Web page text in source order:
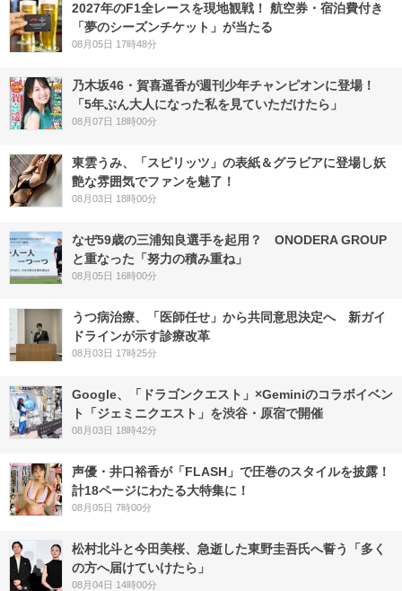
2027年のF1全レースを現地観戦！ 航空券・宿泊費付き
「夢のシーズンチケット」が当たる
08月05日 17時48分
乃木坂46・賀喜遥香が週刊少年チャンピオンに登場！
「5年ぶん大人になった私を見ていただけたら」
08月07日 18時00分
東雲うみ、「スピリッツ」の表紙＆グラビアに登場し妖
艶な雰囲気でファンを魅了！
08月03日 18時00分
なぜ59歳の三浦知良選手を起用？ ONODERA GROUP
と重なった「努力の積み重ね」
08月05日 16時00分
うつ病治療、「医師任せ」から共同意思決定へ 新ガイ
ドラインが示す診療改革
08月03日 17時25分
Google、「ドラゴンクエスト」×Geminiのコラボイベン
ト「ジェミニクエスト」を渋谷・原宿で開催
08月03日 18時42分
声優・井口裕香が「FLASH」で圧巻のスタイルを披露！
計18ページにわたる大特集に！
08月05日 7時00分
松村北斗と今田美桜、急逝した東野圭吾氏へ誓う「多く
の方へ届けていけたら」
08月04日 14時00分